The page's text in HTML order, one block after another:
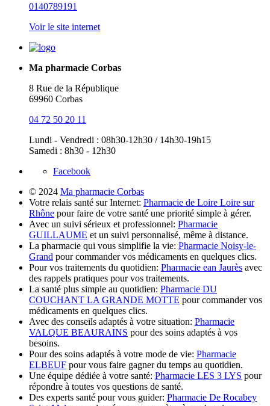
0140789191
Voir le site internet
Ma pharmacie Corbas
8 Rue de la République
69960 Corbas
04 72 50 20 11
Lundi - Vendredi : 08h30-12h30 / 14h30-19h15
Samedi : 8h30 - 12h30
Facebook
© 2024 Ma pharmacie Corbas
Votre relais santé sur Internet: Pharmacie de Loire Loire sur
Rhône pour faire de votre santé une priorité simple à gérer.
Avec un suivi sérieux et professionnel: Pharmacie
GUILLAUME et un suivi personnalisé, même à distance.
La pharmacie qui vous simplifie la vie: Pharmacie Noisy-le-
Grand pour commander vos médicaments en quelques clics.
Pour vos traitements du quotidien: Pharmacie ean Jaurès avec
des rappels pratiques pour vos traitements.
La santé plus simple au quotidien: Pharmacie DU
COUCHANT LA GRANDE MOTTE pour commander vos
médicaments en quelques clics.
Avec des conseils adaptés à votre situation: Pharmacie
VALQUE BEAURAINS pour des soins adaptés à vos
besoins.
Pour des soins adaptés à votre mode de vie: Pharmacie
ELBEUF pour vous faire gagner du temps au quotidien.
Une équipe dédiée à votre santé: Pharmacie LES 3 LYS pour
répondre à toutes vos questions de santé.
Des experts santé pour vous guider: Pharmacie De Rocabey